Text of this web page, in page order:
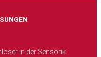
in der Sensorik.